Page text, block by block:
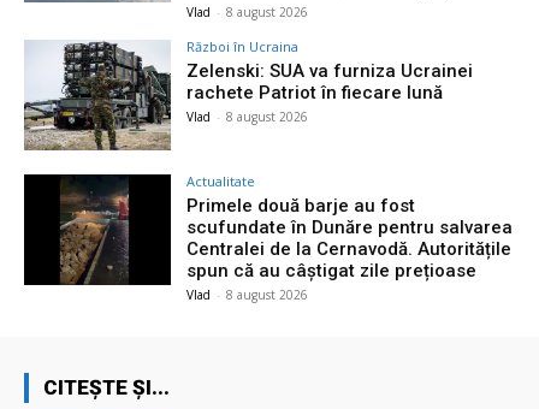
Vlad - 8 august 2026
Război în Ucraina
Zelenski: SUA va furniza Ucrainei
rachete Patriot în fiecare lună
Vlad - 8 august 2026
Actualitate
Primele două barje au fost
scufundate în Dunăre pentru salvarea
Centralei de la Cernavodă. Autoritățile
spun că au câștigat zile prețioase
Vlad - 8 august 2026
CITEȘTE ȘI...